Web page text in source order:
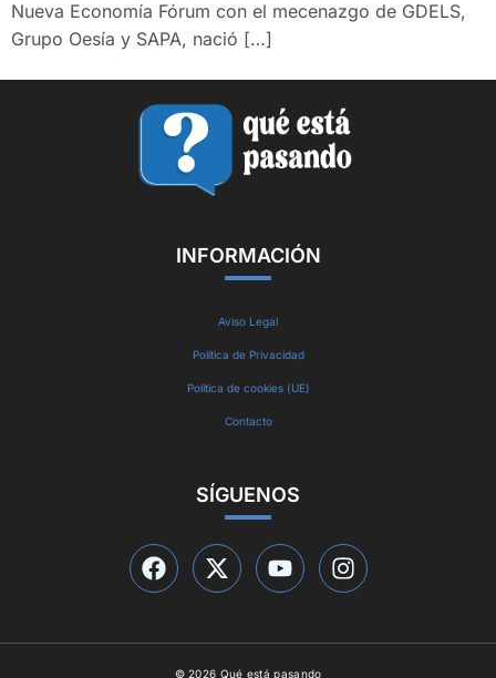
Nueva Economía Fórum con el mecenazgo de GDELS,
Grupo Oesía y SAPA, nació […]
INFORMACIÓN
Aviso Legal
Política de Privacidad
Política de cookies (UE)
Contacto
SÍGUENOS
© 2026 Qué está pasando